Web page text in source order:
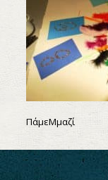
ΠάμεΜμαζί